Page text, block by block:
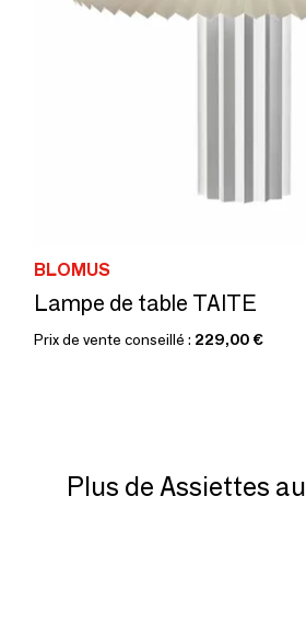
BLOMUS
Lampe de table TAITE
Prix de vente conseillé : 229,00 €
Plus de Assiettes